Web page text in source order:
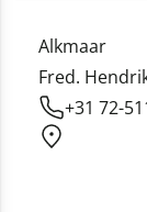
Alkmaar
Fred.
+31 72-